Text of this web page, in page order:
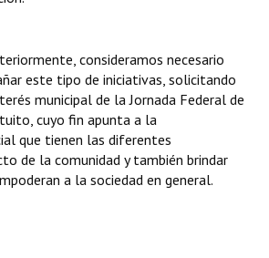
- Registro
intercultural
consideramos necesario
este tipo de iniciativas, solicitando
municipal de la Jornada Federal de
cuyo fin apunta a la
que tienen las diferentes
de la comunidad y también brindar
a la sociedad en general.